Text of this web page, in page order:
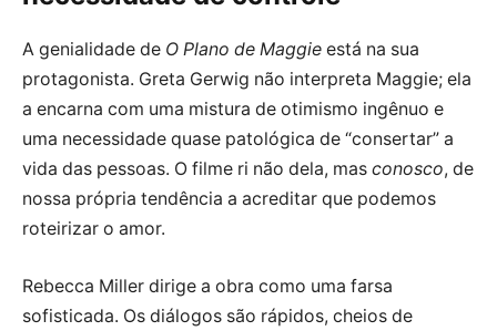
A genialidade de O Plano de Maggie está na sua
protagonista. Greta Gerwig não interpreta Maggie; ela
a encarna com uma mistura de otimismo ingênuo e
uma necessidade quase patológica de “consertar” a
vida das pessoas. O filme ri não dela, mas conosco, de
nossa própria tendência a acreditar que podemos
roteirizar o amor.
Rebecca Miller dirige a obra como uma farsa
sofisticada. Os diálogos são rápidos, cheios de